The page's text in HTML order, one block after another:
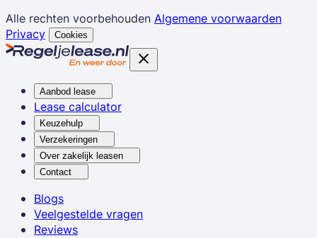
Alle rechten voorbehouden Algemene voorwaarden
Privacy
Cookies
Aanbod lease
Lease calculator
Keuzehulp
Verzekeringen
Over zakelijk leasen
Contact
Blogs
Veelgestelde vragen
Reviews